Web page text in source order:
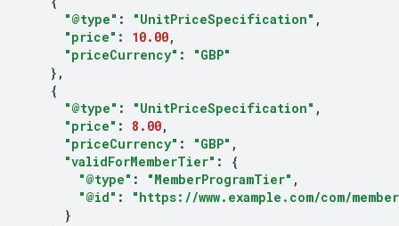
"@type" : "UnitPriceSpecification" ,
"price" : 10.00,
"priceCurrency" :
"GBP"
},
{
"@type" : "UnitPriceSpecification" ,
"price" : 8.00,
"priceCurrency" : "GBP" ,
"validForMemberTier" :
{
"@type" : "MemberProgramTier" ,
"@id" :
"https://www.example.com/com/
}